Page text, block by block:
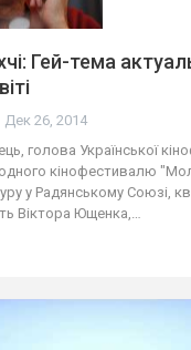
Гей-тема
Дек 26, 2014
голова Української
кінофестивалю
у Радянському Союзі,
Віктора Ющенка,…